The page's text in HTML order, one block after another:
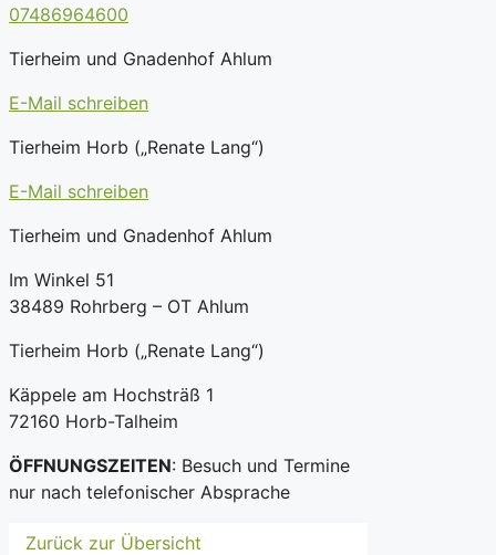
07486964600
Tierheim und Gnadenhof Ahlum
E-Mail schreiben
Tierheim Horb („Renate Lang“)
E-Mail schreiben
Tierheim und Gnadenhof Ahlum
Im Winkel 51
38489 Rohrberg – OT Ahlum
Tierheim Horb („Renate Lang“)
Käppele am Hochsträß 1
72160 Horb-Talheim
ÖFFNUNGSZEITEN: Besuch und Termine
nur nach telefonischer Absprache
Zurück zur Übersicht